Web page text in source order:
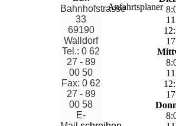
Bahnhofstrasse
33
69190
Walldorf
Tel.: 0 62
27 - 89
00 50
Fax: 0 62
27 - 89
00 58
E-
Anfahrtsplaner 8:
11
12:
17
8:
11
12:
17
8: